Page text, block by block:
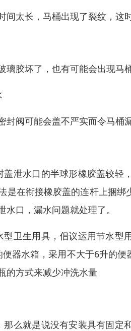
间太长，马桶出现了裂纹，这
璃胶坏了，也有可能会出现马
封阀可能会盖不严实而令马桶
泄水口的半球形橡胶盖较
是在衔接橡胶盖的连杆上捆
口，漏水问题就处理了。
卫生用具，倡议运用节水
器水箱，采用不大于6升的
的方式来减少冲洗水量
么就是说没有安装具有固